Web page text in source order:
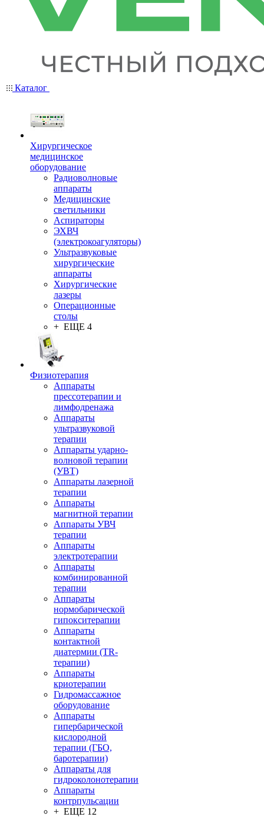
Каталог
Хирургическое
медицинское
оборудование
Радиоволновые
аппараты
Медицинские
светильники
Аспираторы
ЭХВЧ
(электрокоагуляторы)
Ультразвуковые
хирургические
аппараты
Хирургические
лазеры
Операционные
столы
+ ЕЩЕ 4
Физиотерапия
Аппараты
прессотерапии и
лимфодренажа
Аппараты
ультразвуковой
терапии
Аппараты ударно-
волновой терапии
(УВТ)
Аппараты лазерной
терапии
Аппараты
магнитной терапии
Аппараты УВЧ
терапии
Аппараты
электротерапии
Аппараты
комбинированной
терапии
Аппараты
нормобарической
гипокситерапии
Аппараты
контактной
диатермии (TR-
терапии)
Аппараты
криотерапии
Гидромассажное
оборудование
Аппараты
гипербарической
кислородной
терапии (ГБО,
баротерапии)
Аппараты для
гидроколонотерапии
Аппараты
контрпульсации
+ ЕЩЕ 12